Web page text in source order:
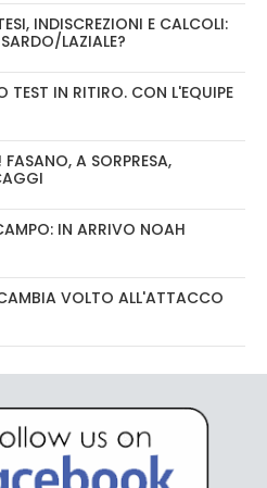
INDISCREZIONI E CALCOLI:
LAZIALE?
TEST IN RITIRO. CON L'EQUIPE
A SORPRESA,
IN ARRIVO NOAH
VOLTO ALL'ATTACCO